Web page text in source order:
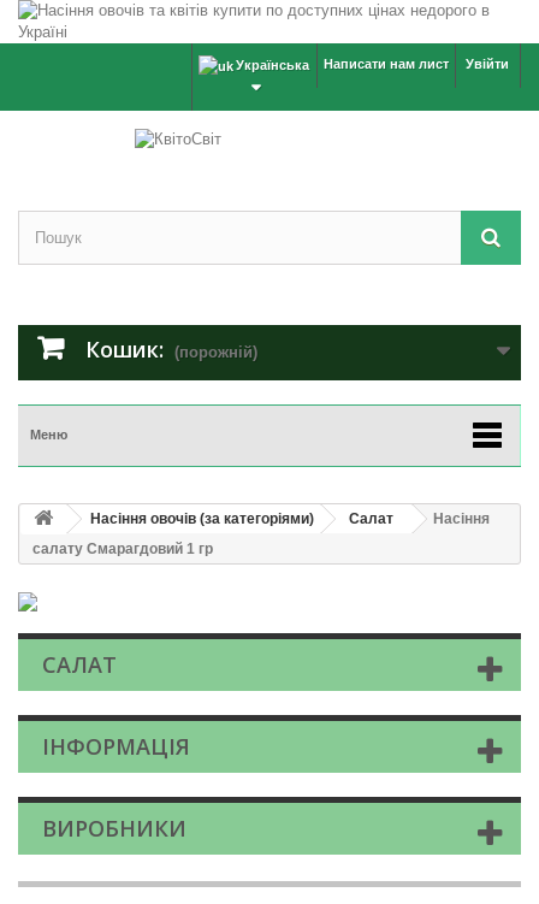
Увійти
Написати нам лист
Українська
Кошик: (порожній)
Меню
Насіння овочів (за категоріями) Салат
Насіння
салату Смарагдовий 1 гр
САЛАТ
ІНФОРМАЦІЯ
ВИРОБНИКИ